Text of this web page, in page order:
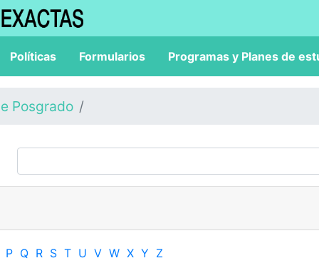
Políticas Formularios Programas y Planes de
Posgrado
P Q R S T U V W X Y Z